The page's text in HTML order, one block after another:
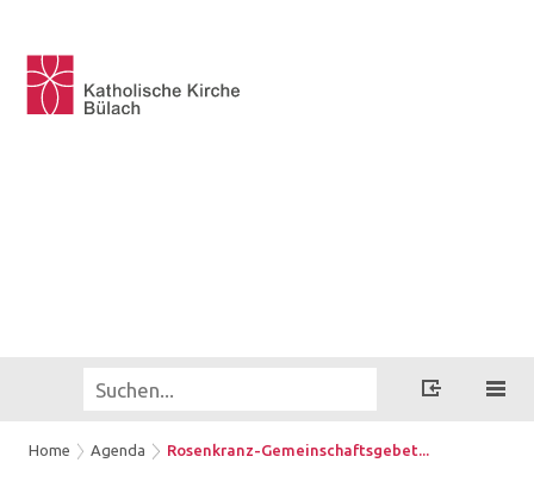
Home Agenda Rosenkranz-Gemeinschaftsgebet...